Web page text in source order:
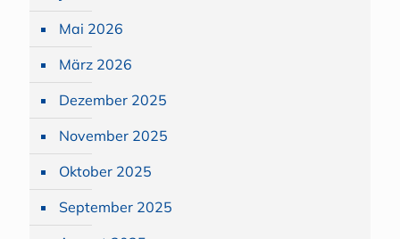
Mai 2026
März 2026
Dezember 2025
November 2025
Oktober 2025
September 2025